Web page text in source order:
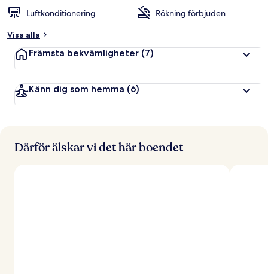
Luftkonditionering
Rökning förbjuden
Visa alla
Främsta bekvämligheter (7)
Känn dig som hemma (6)
Därför älskar vi det här boendet